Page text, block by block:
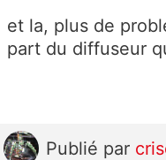
et la, plus de
part du diffuseur
Publié par